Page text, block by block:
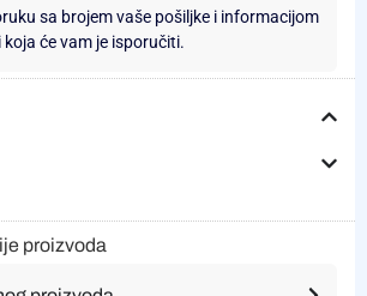
sa brojem vaše pošiljke i informacijom
će vam je isporučiti.
proizvoda